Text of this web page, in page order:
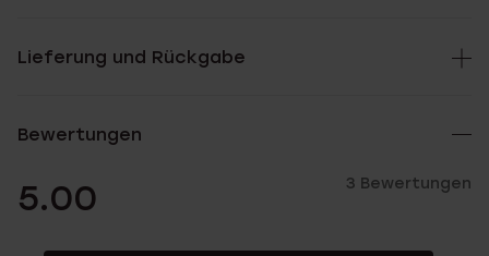
Lieferung und Rückgabe
Bewertungen
5.00 3 Bewertungen